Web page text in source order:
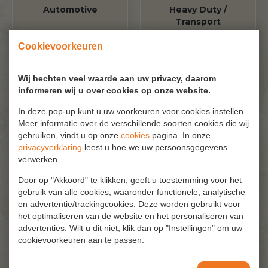
Cookievoorkeuren
Wij hechten veel waarde aan uw privacy, daarom
informeren wij u over cookies op onze website.
In deze pop-up kunt u uw voorkeuren voor cookies instellen.
Meer informatie over de verschillende soorten cookies die wij
gebruiken, vindt u op onze cookies pagina. In onze
privacyverklaring leest u hoe we uw persoonsgegevens
verwerken.
Door op "Akkoord" te klikken, geeft u toestemming voor het
gebruik van alle cookies, waaronder functionele, analytische
en advertentie/trackingcookies. Deze worden gebruikt voor
het optimaliseren van de website en het personaliseren van
advertenties. Wilt u dit niet, klik dan op "Instellingen" om uw
cookievoorkeuren aan te passen.
Automotive
Heavy Duty /
Transport
Marine
Agrarische sector en
grondverzet